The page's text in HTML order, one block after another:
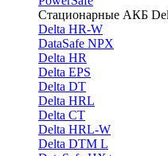
Стационарные АКБ
Delta HR-W
DataSafe NPX
Delta HR
Delta EPS
Delta DT
Delta HRL
Delta CT
Delta HRL-W
Delta DTM L